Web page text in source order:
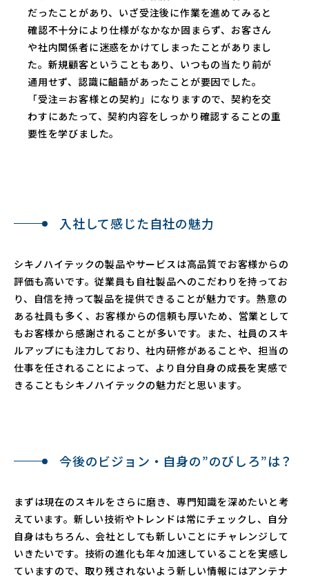
だったことがあり、いざ受注後に作業を進めてみると
確認不十分により仕様がなかなか固まらず、お客さん
や社内関係者に迷惑をかけてしまったことがありまし
た。新規顧客ということもあり、いつもの当たり前が
通用せず、認識に齟齬があったことが要因でした。
「受注＝お客様との契約」になりますので、契約を交
わすにあたって、契約内容をしっかり確認することの重
要性を学びました。
⼊社して感じた⾃社の魅⼒
シキノハイテックの製品やサービスは高品質でお客様からの
評価も高いです。従業員も自社製品へのこだわりを持ってお
り、自信を持って製品を提供できることが魅力です。熱意の
ある社員も多く、お客様からの信頼も厚いため、営業として
もお客様から感謝されることが多いです。また、社員のスキ
ルアップにも注力しており、社内研修があることや、担当の
仕事を任されることによって、より自分自身の成長を実感で
きることもシキノハイテックの魅力だと思います。
今後のビジョン・自身の”のびしろ”は？
まずは現在のスキルをさらに磨き、専門知識を深めたいと考
えています。新しい技術やトレンドは常にチェックし、自分
自身はもちろん、会社としても新しいことにチャレンジして
いきたいです。技術の進化も年々加速していることを実感し
ていますので、取り残されないよう新しい情報にはアンテナ